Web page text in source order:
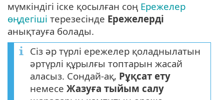
мүмкіндігі іске қосылған соң Ережелер
өңдегіші терезесінде Ережелерді
анықтауға болады.
Сіз әр түрлі ережелер қоладнылатын
әртүрлі құрылғы топтарын жасай
аласыз. Сондай-ақ, Рұқсат ету
немесе Жазуға тыйым салу